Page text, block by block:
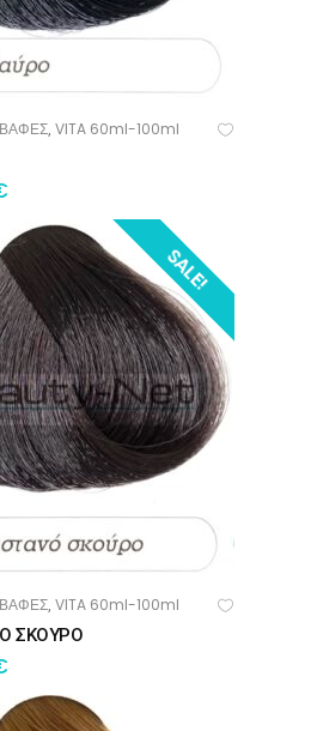
ΚΑΛΆΘΙ
ΒΑΦΕΣ, VITA 60ml-100ml
SALE!
ΚΑΛΆΘΙ
ΒΑΦΕΣ, VITA 60ml-100ml
ΣΚΟΥΡΟ